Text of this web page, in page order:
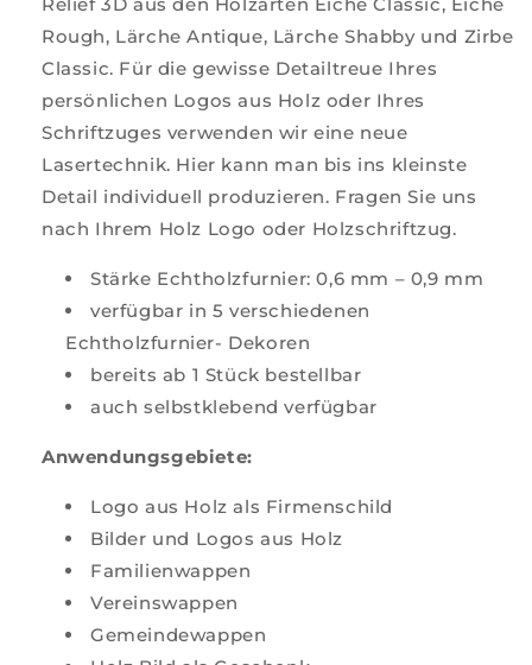
Relief 3D aus den Holzarten Eiche Classic, Eiche
Rough, Lärche Antique, Lärche Shabby und Zirbe
Classic. Für die gewisse Detailtreue Ihres
persönlichen Logos aus Holz oder Ihres
Schriftzuges verwenden wir eine neue
Lasertechnik. Hier kann man bis ins kleinste
Detail individuell produzieren. Fragen Sie uns
nach Ihrem Holz Logo oder Holzschriftzug.
Stärke Echtholzfurnier: 0,6 mm – 0,9 mm
verfügbar in 5 verschiedenen
Echtholzfurnier- Dekoren
bereits ab 1 Stück bestellbar
auch selbstklebend verfügbar
Anwendungsgebiete:
Logo aus Holz als Firmenschild
Bilder und Logos aus Holz
Familienwappen
Vereinswappen
Gemeindewappen